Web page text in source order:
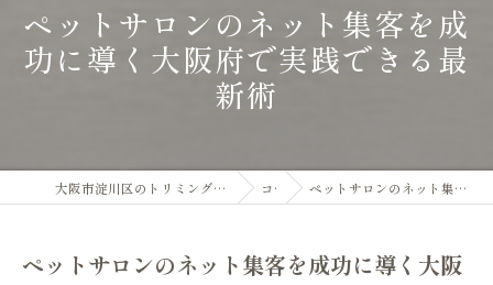
ペットサロンのネット集客を成
功に導く大阪府で実践できる最
新術
大阪市淀川区のトリミングサロン・ペットサロンならDogsalon ARUN コラム ペットサロンのネット集客を成功に導く大阪府で実践できる最新術
ペットサロンのネット集客を成功に導く大阪